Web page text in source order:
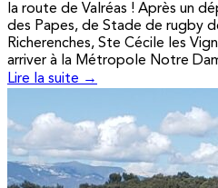
la route de Valréas ! Après un
des Papes, de Stade de rugby
Richerenches, Ste Cécile les
arriver à la Métropole Notre
Lire la suite →